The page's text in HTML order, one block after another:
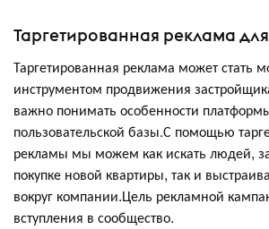
Таргетированная реклама
Таргетированная реклама может стать
инструментом продвижения
важно понимать особенности
пользовательской базы.С помощью
рекламы мы можем как искать людей,
покупке новой квартиры, так и
вокруг компании.Цель рекламной
вступления в сообщество.